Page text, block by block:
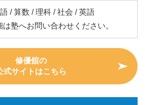
/ 算数 / 理科 / 社会 / 英語
塾へお問い合わせください。
修優舘の
式サイトはこちら